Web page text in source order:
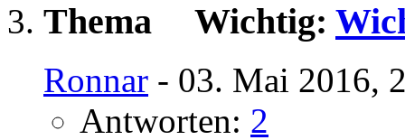
Wichtig:
Ronnar - 03. Mai 2016,
Antworten: 2